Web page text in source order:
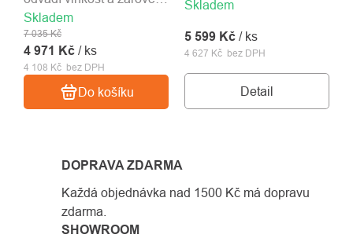
Skladem
4 108 Kč bez DPH
7 035 Kč
4 971 Kč / ks
Do košíku
je odolná proti oděru.
Velikost S - XXL.
Skladem
4 627 Kč bez DPH
5 599 Kč / ks
Detail
viditelnost.
DOPRAVA ZDARMA
Každá objednávka nad 1500 Kč má dopravu
zdarma.
SHOWROOM